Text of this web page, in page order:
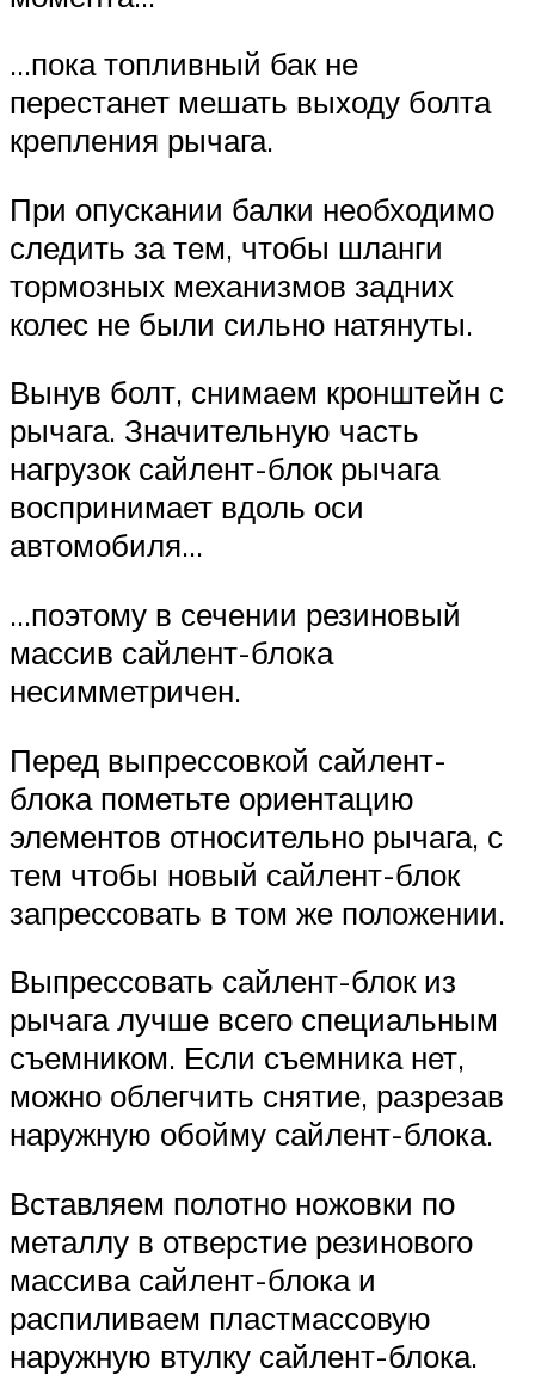
…пока топливный бак не
перестанет мешать выходу болта
крепления рычага.
При опускании балки необходимо
следить за тем, чтобы шланги
тормозных механизмов задних
колес не были сильно натянуты.
Вынув болт, снимаем кронштейн с
рычага. Значительную часть
нагрузок сайлент-блок рычага
воспринимает вдоль оси
автомобиля…
…поэтому в сечении резиновый
массив сайлент-блока
несимметричен.
Перед выпрессовкой сайлент-
блока пометьте ориентацию
элементов относительно рычага, с
тем чтобы новый сайлент-блок
запрессовать в том же положении.
Выпрессовать сайлент-блок из
рычага лучше всего специальным
съемником. Если съемника нет,
можно облегчить снятие, разрезав
наружную обойму сайлент-блока.
Вставляем полотно ножовки по
металлу в отверстие резинового
массива сайлент-блока и
распиливаем пластмассовую
наружную втулку сайлент-блока.